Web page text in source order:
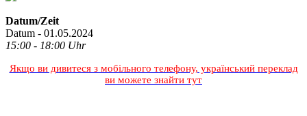
Datum/Zeit
Datum - 01.05.2024
15:00 - 18:00 Uhr
Якщо ви дивитеся з мобільного телефону, український переклад
ви можете знайти тут